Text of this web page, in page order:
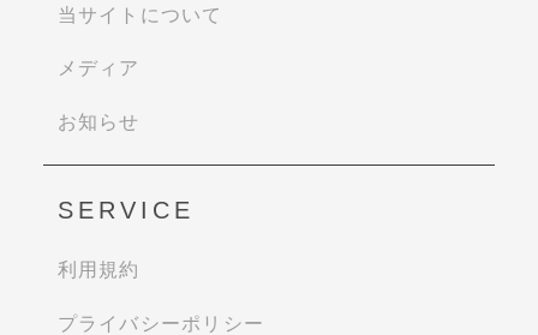
当サイトについて
メディア
お知らせ
SERVICE
利用規約
プライバシーポリシー